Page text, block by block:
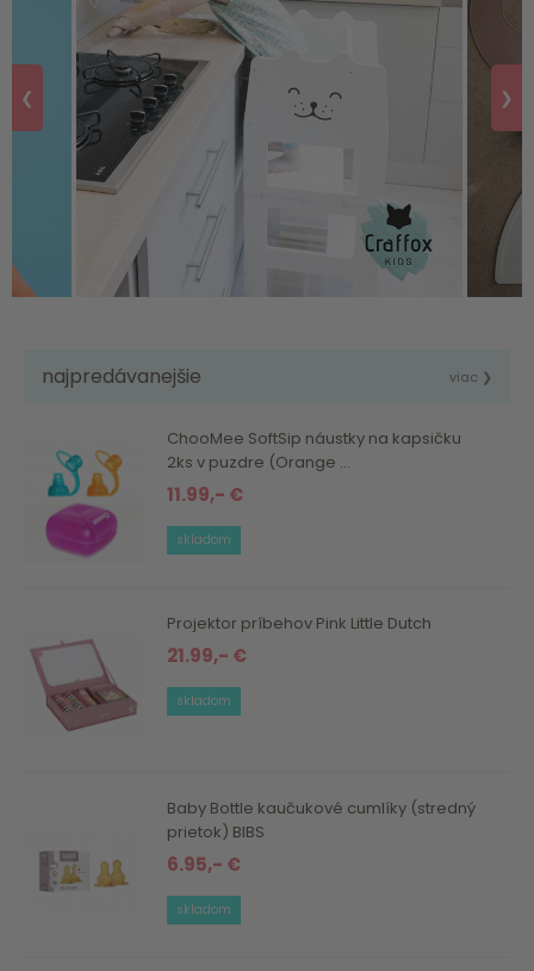
❮ ❯
najpredávanejšie viac ❯
ChooMee SoftSip náustky na kapsičku
2ks v puzdre (Orange ...
11.99,- €
skladom
Projektor príbehov Pink Little Dutch
21.99,- €
skladom
Baby Bottle kaučukové cumlíky (stredný
prietok) BIBS
6.95,- €
skladom